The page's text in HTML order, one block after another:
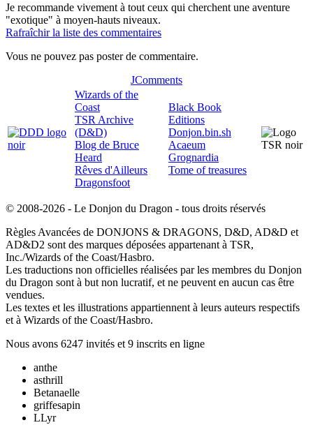
Je recommande vivement à tout ceux qui cherchent une aventure
"exotique" à moyen-hauts niveaux.
Rafraîchir la liste des commentaires
Vous ne pouvez pas poster de commentaire.
JComments
Wizards of the
Coast
TSR Archive
(D&D)
Blog de Bruce
Heard
Rêves d'Ailleurs
Dragonsfoot
Black Book
Editions
Donjon.bin.sh
Acaeum
Grognardia
Tome of treasures
© 2008-2026 - Le Donjon du Dragon - tous droits réservés
Règles Avancées de DONJONS & DRAGONS, D&D, AD&D et
AD&D2 sont des marques déposées appartenant à TSR,
Inc./Wizards of the Coast/Hasbro.
Les traductions non officielles réalisées par les membres du Donjon
du Dragon sont à but non lucratif, et ne peuvent en aucun cas être
vendues.
Les textes et les illustrations appartiennent à leurs auteurs respectifs
et à Wizards of the Coast/Hasbro.
Nous avons 6247 invités et 9 inscrits en ligne
anthe
asthrill
Betanaelle
griffesapin
LLyr